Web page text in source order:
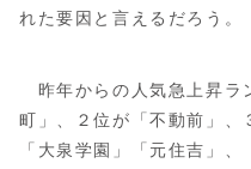
れた要因と言えるだろう。
昨年からの人気急上昇ラ
町」、２位が「不動前」、
「大泉学園」「元住吉」